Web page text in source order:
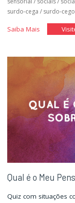
surdo-cega / surdo-cego
Saiba Mais
Qual é o Meu
Quiz com situações